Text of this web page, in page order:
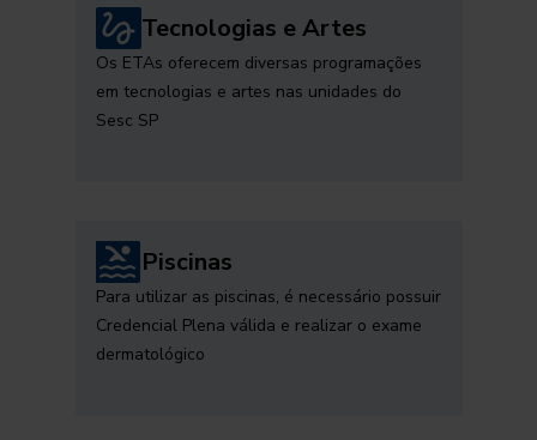
Tecnologias e Artes
Os ETAs oferecem diversas programações
em tecnologias e artes nas unidades do
Sesc SP
Piscinas
Para utilizar as piscinas, é necessário possuir
Credencial Plena válida e realizar o exame
dermatológico